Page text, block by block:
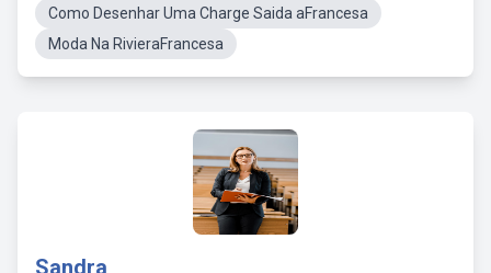
Como Desenhar Uma Charge Saida aFrancesa
Moda Na RivieraFrancesa
Sandra